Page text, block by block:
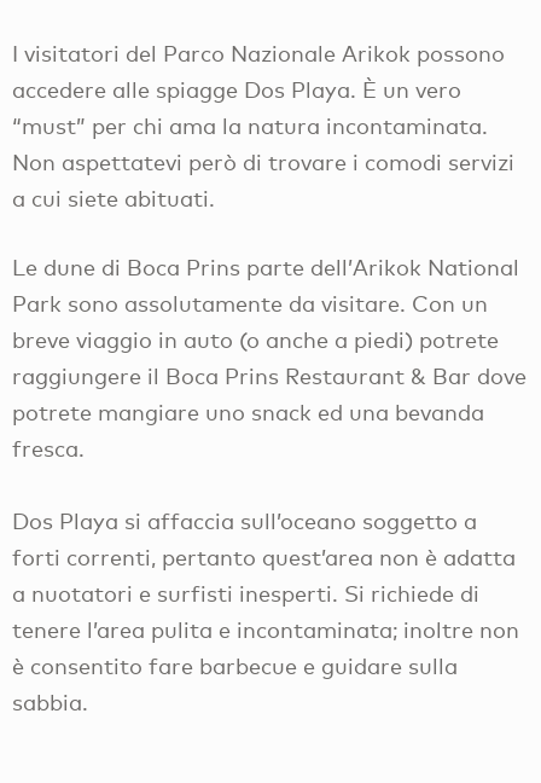
I visitatori del Parco Nazionale Arikok possono
accedere alle spiagge Dos Playa. È un vero
“must” per chi ama la natura incontaminata.
Non aspettatevi però di trovare i comodi servizi
a cui siete abituati.
Le dune di Boca Prins parte dell’Arikok National
Park sono assolutamente da visitare. Con un
breve viaggio in auto (o anche a piedi) potrete
raggiungere il Boca Prins Restaurant & Bar dove
potrete mangiare uno snack ed una bevanda
fresca.
Dos Playa si affaccia sull’oceano soggetto a
forti correnti, pertanto quest’area non è adatta
a nuotatori e surfisti inesperti. Si richiede di
tenere l’area pulita e incontaminata; inoltre non
è consentito fare barbecue e guidare sulla
sabbia.